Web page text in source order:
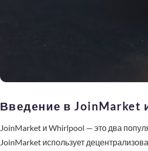
Введение в JoinMarket
JoinMarket и Whirlpool — это два
JoinMarket использует